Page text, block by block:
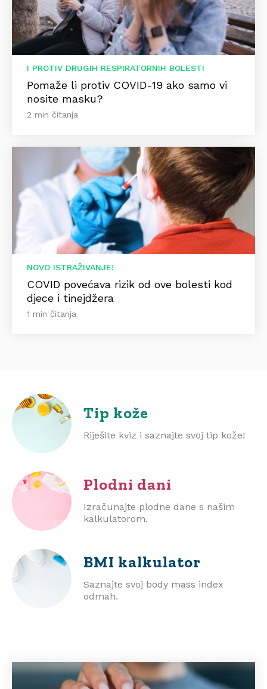
I PROTIV DRUGIH RESPIRATORNIH BOLESTI
Pomaže li protiv COVID-19 ako samo vi
nosite masku?
2 min čitanja
NOVO ISTRAŽIVANJE!
COVID povećava rizik od ove bolesti kod
djece i tinejdžera
1 min čitanja
Tip kože
Riješite kviz i saznajte svoj tip kože!
Plodni dani
Izračunajte plodne dane s našim
kalkulatorom.
BMI kalkulator
Saznajte svoj body mass index
odmah.